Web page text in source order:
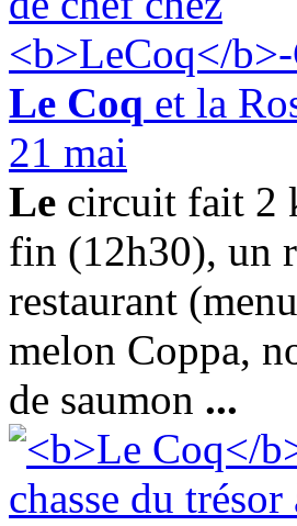
Le Coq et la
21 mai
Le circuit fait 2
fin (12h30), un
restaurant
melon Coppa,
de saumon ...